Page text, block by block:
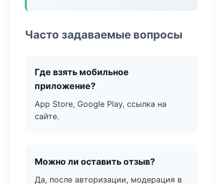
Часто задаваемые вопросы
Где взять мобильное
приложение?
App Store, Google Play, ссылка на
сайте.
Можно ли оставить отзыв?
Да, после авторизации, модерация в